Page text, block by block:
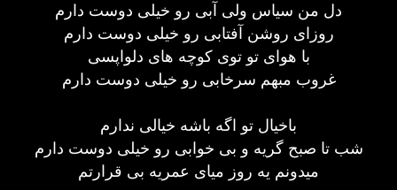
دل من سیاس ولی آبی رو خیلی دوست دارم
روزای روشن آفتابی رو خیلی دوست دارم
با هوای تو توی کوچه های دلواپسی
غروب مبهم سرخابی رو خیلی دوست دارم
باخیال تو اگه باشه خیالی ندارم
شب تا صبح گریه و بی خوابی رو خیلی دوست دارم
میدونم یه روز میای عمریه بی قرارتم